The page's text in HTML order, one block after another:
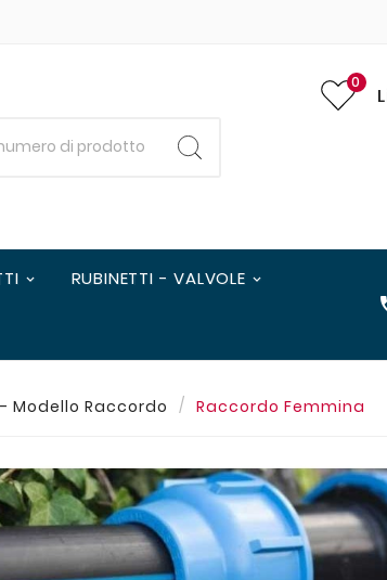
0
RUBINETTI - VALVOLE
- Modello Raccordo Raccordo Femmina